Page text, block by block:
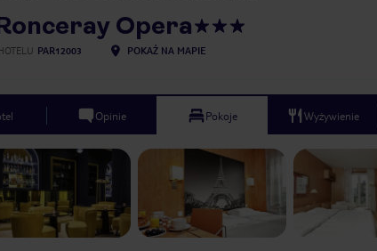
Opera
PAR12003 POKAŻ NA MAPIE
Opinie Pokoje Wyżywienie
Plusy - hotel niedaleko centrum